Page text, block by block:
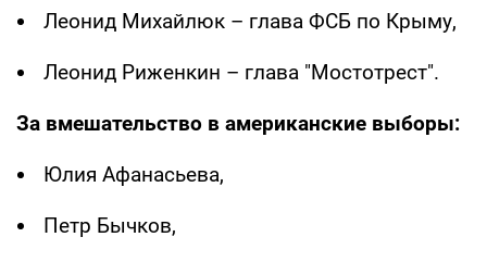
Леонид Михайлюк – глава ФСБ по Крыму,
Леонид Риженкин – глава "Мостотрест".
За вмешательство в американские выборы:
Юлия Афанасьева,
Петр Бычков,